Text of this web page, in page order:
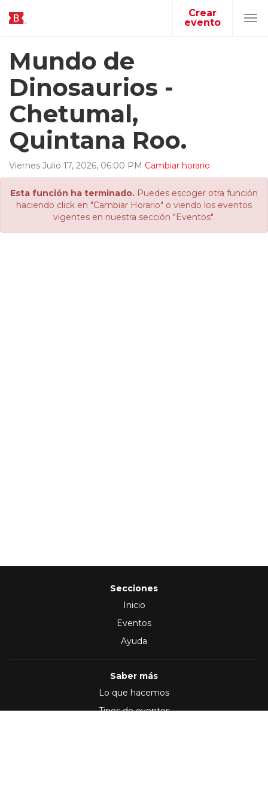
Crear
evento
Mundo de
Dinosaurios -
Chetumal,
Quintana Roo.
Viernes Julio 17, 2026, 06:00 PM Cambiar horario
Esta función ha terminado. Puedes escoger otra función
haciendo click en "Cambiar Horario" o viendo los eventos
vigentes en nuestra sección "Eventos".
Secciones
Inicio
Eventos
Ayuda
Saber más
Lo que hacemos
Tipos de eventos